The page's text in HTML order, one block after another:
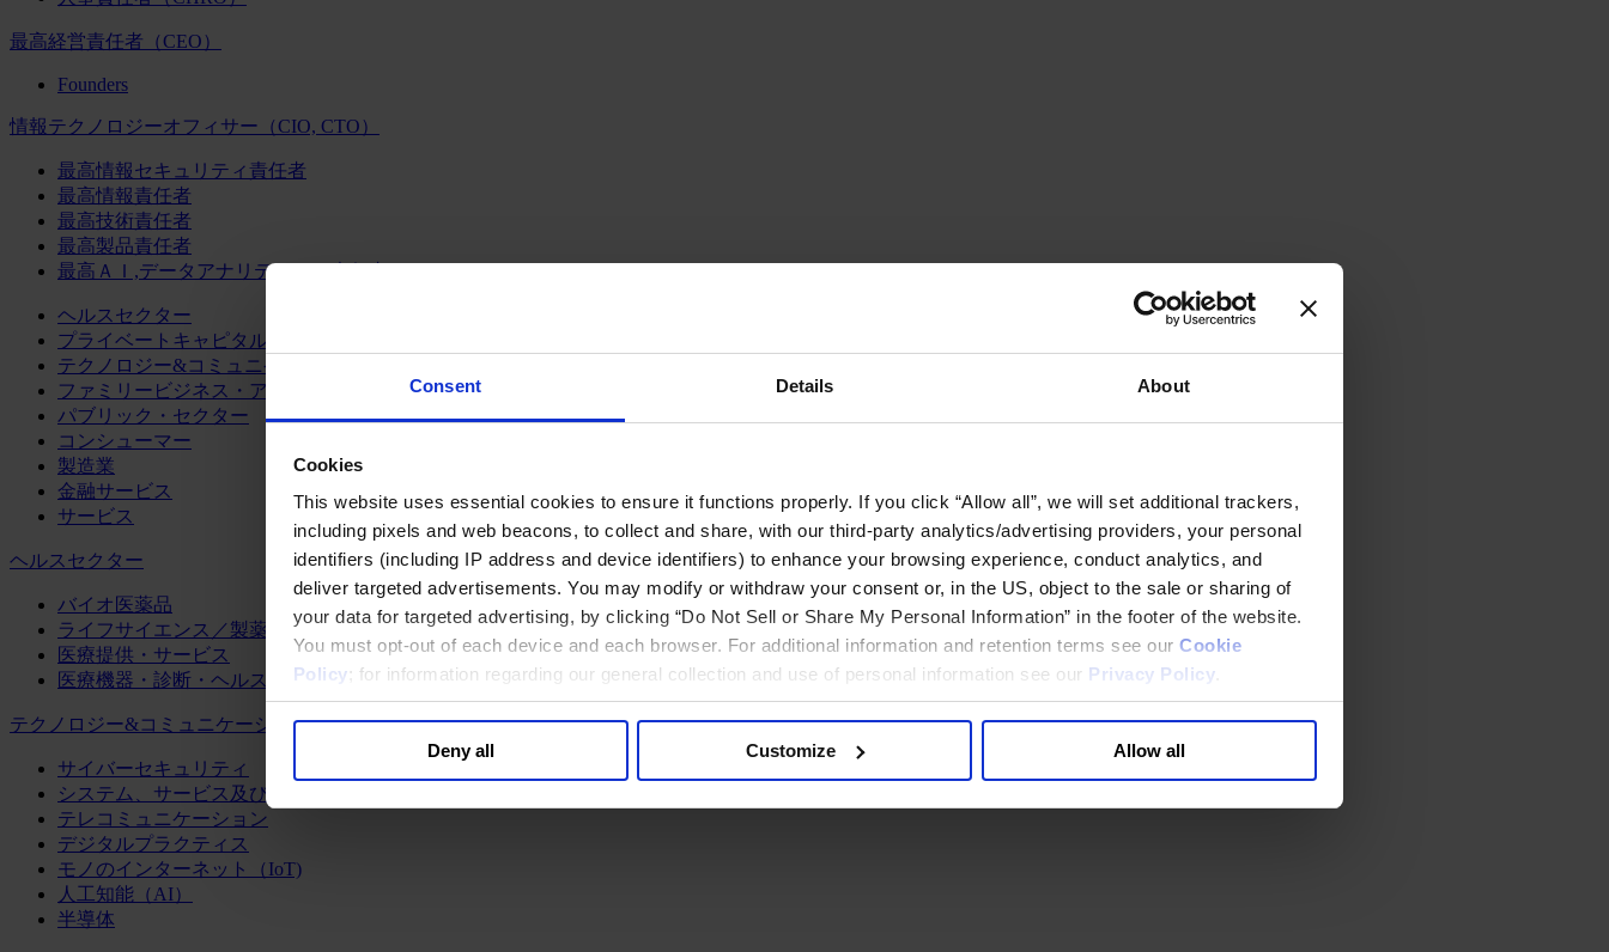
Consent Details About
Cookies
This website uses essential cookies to ensure it functions properly. If you click “Allow all”, we will set additional trackers,
including pixels and web beacons, to collect and share, with our third-party analytics/advertising providers, your personal
identifiers (including IP address and device identifiers) to enhance your browsing experience, conduct analytics, and
deliver targeted advertisements. You may modify or withdraw your consent or, in the US, object to the sale or sharing of
your data for targeted advertising, by clicking “Do Not Sell or Share My Personal Information” in the footer of the website.
You must opt-out of each device and each browser. For additional information and retention terms see our Cookie
Policy; for information regarding our general collection and use of personal information see our Privacy Policy
Deny all Customize Allow all
最高経営責任者（CEO）
Founders
情報テクノロジーオフィサー（CIO, CTO）
最高情報セキュリティ責任者
最高情報責任者
最高技術責任者
最高製品責任者
最高ＡＩ,データアナリティクス責任者
ヘルスセクター
プライベートキャピタル
テクノロジー&コミュニケーション
ファミリービジネス・アドバイザリー
パブリック・セクター
コンシューマー
製造業
金融サービス
サービス
ヘルスセクター
バイオ医薬品
ライフサイエンス／製薬
医療提供・サービス
医療機器・診断・ヘルスケアテクノロジー
テクノロジー&コミュニケーション
サイバーセキュリティ
システム、サービス及びソフトウェア
テレコミュニケーション
デジタルプラクティス
モノのインターネット（IoT)
人工知能（AI）
半導体